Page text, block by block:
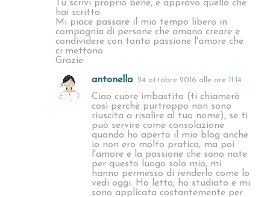
Tu scrivi proprio bene, e approvo quello che
hai scritto.
Mi piace passare il mio tempo libero in
compagnia di persone che amano creare e
condividere con tanta passione l'amore che
ci mettono.
Grazie.
antonella 24 ottobre 2016 alle ore 11:14
Ciao cuore imbastito (ti chiamerò
così perchè purtroppo non sono
riuscita a risalire al tuo nome), se ti
può servire come consolazione
quando ho aperto il mio blog anche
io non ero molto pratica, ma poi
l'amore e la passione che sono nate
per questo luogo solo mio, mi
hanno permesso di renderlo come lo
vedi oggi. Ho letto, ho studiato e mi
sono applicata costantemente per